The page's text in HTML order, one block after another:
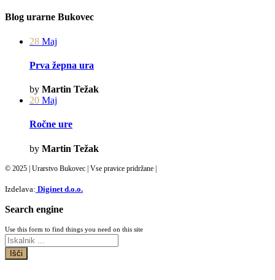
Blog urarne Bukovec
28 Maj
Prva žepna ura
by Martin Težak
20 Maj
Ročne ure
by Martin Težak
© 2025 | Urarstvo Bukovec | Vse pravice pridržane |
Izdelava: Diginet d.o.o.
Search engine
Use this form to find things you need on this site
Išči